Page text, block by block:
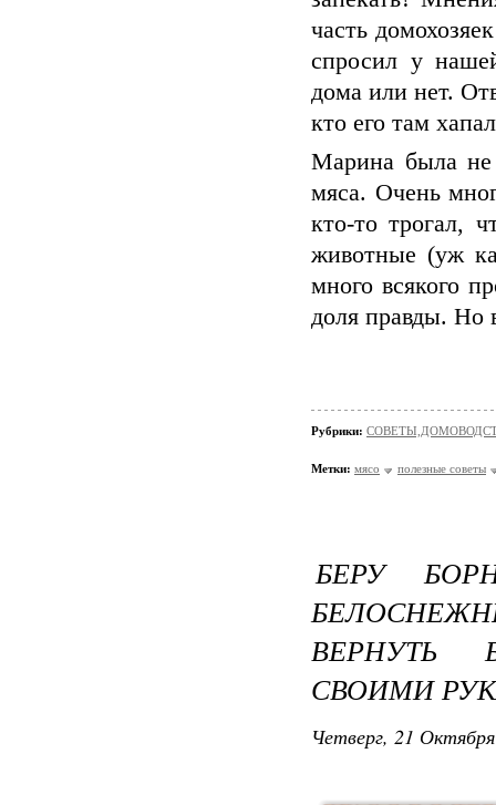
часть
спросил у
дома или нет.
кто его там
Марина была не
мяса. Очень
кто-то трогал,
животные (уж
много всякого
доля правды.
Рубрики:
Метки: мясо полезные советы
БЕРУ
ВЕРНУТЬ
СВОИМИ
Четверг, 21